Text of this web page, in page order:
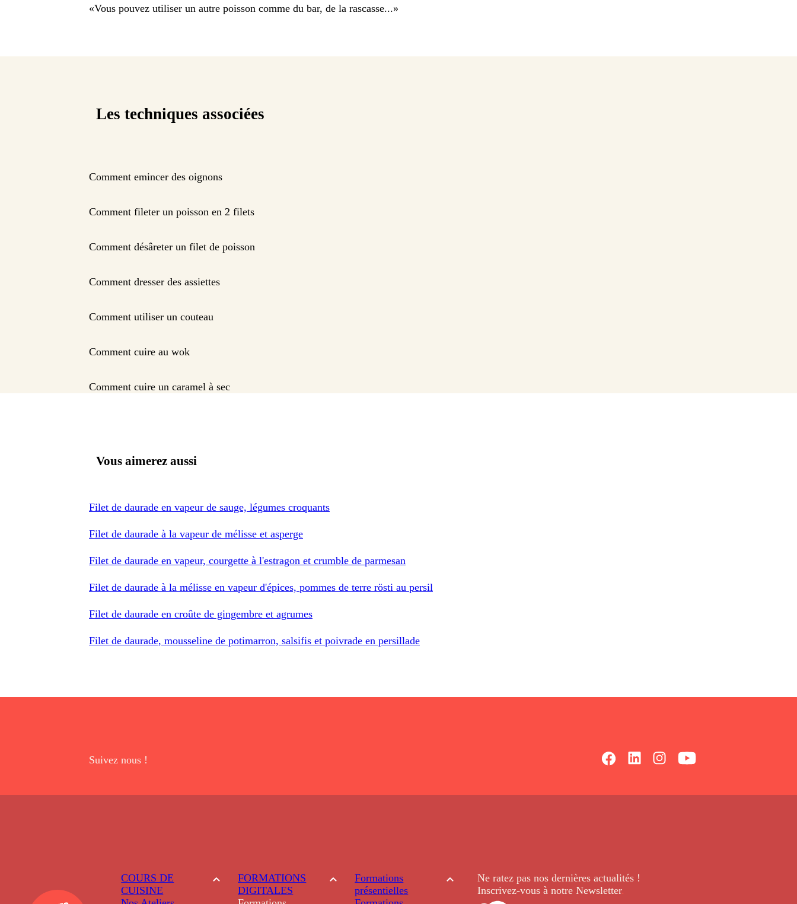
«Vous pouvez utiliser un autre poisson comme du bar, de la rascasse...»
Les techniques associées
Comment emincer des oignons
Comment fileter un poisson en 2 filets
Comment désâreter un filet de poisson
Comment dresser des assiettes
Comment utiliser un couteau
Comment cuire au wok
Comment cuire un caramel à sec
Vous aimerez aussi
Filet de daurade en vapeur de sauge, légumes croquants
Filet de daurade à la vapeur de mélisse et asperge
Filet de daurade en vapeur, courgette à l'estragon et crumble de parmesan
Filet de daurade à la mélisse en vapeur d'épices, pommes de terre rösti au persil
Filet de daurade en croûte de gingembre et agrumes
Filet de daurade, mousseline de potimarron, salsifis et poivrade en persillade
Suivez nous !
COURS DE
CUISINE
FORMATIONS
DIGITALES
Formations
présentielles
Ne ratez pas nos dernièresactualités !
Inscrivez-vous à notre Newsletter.